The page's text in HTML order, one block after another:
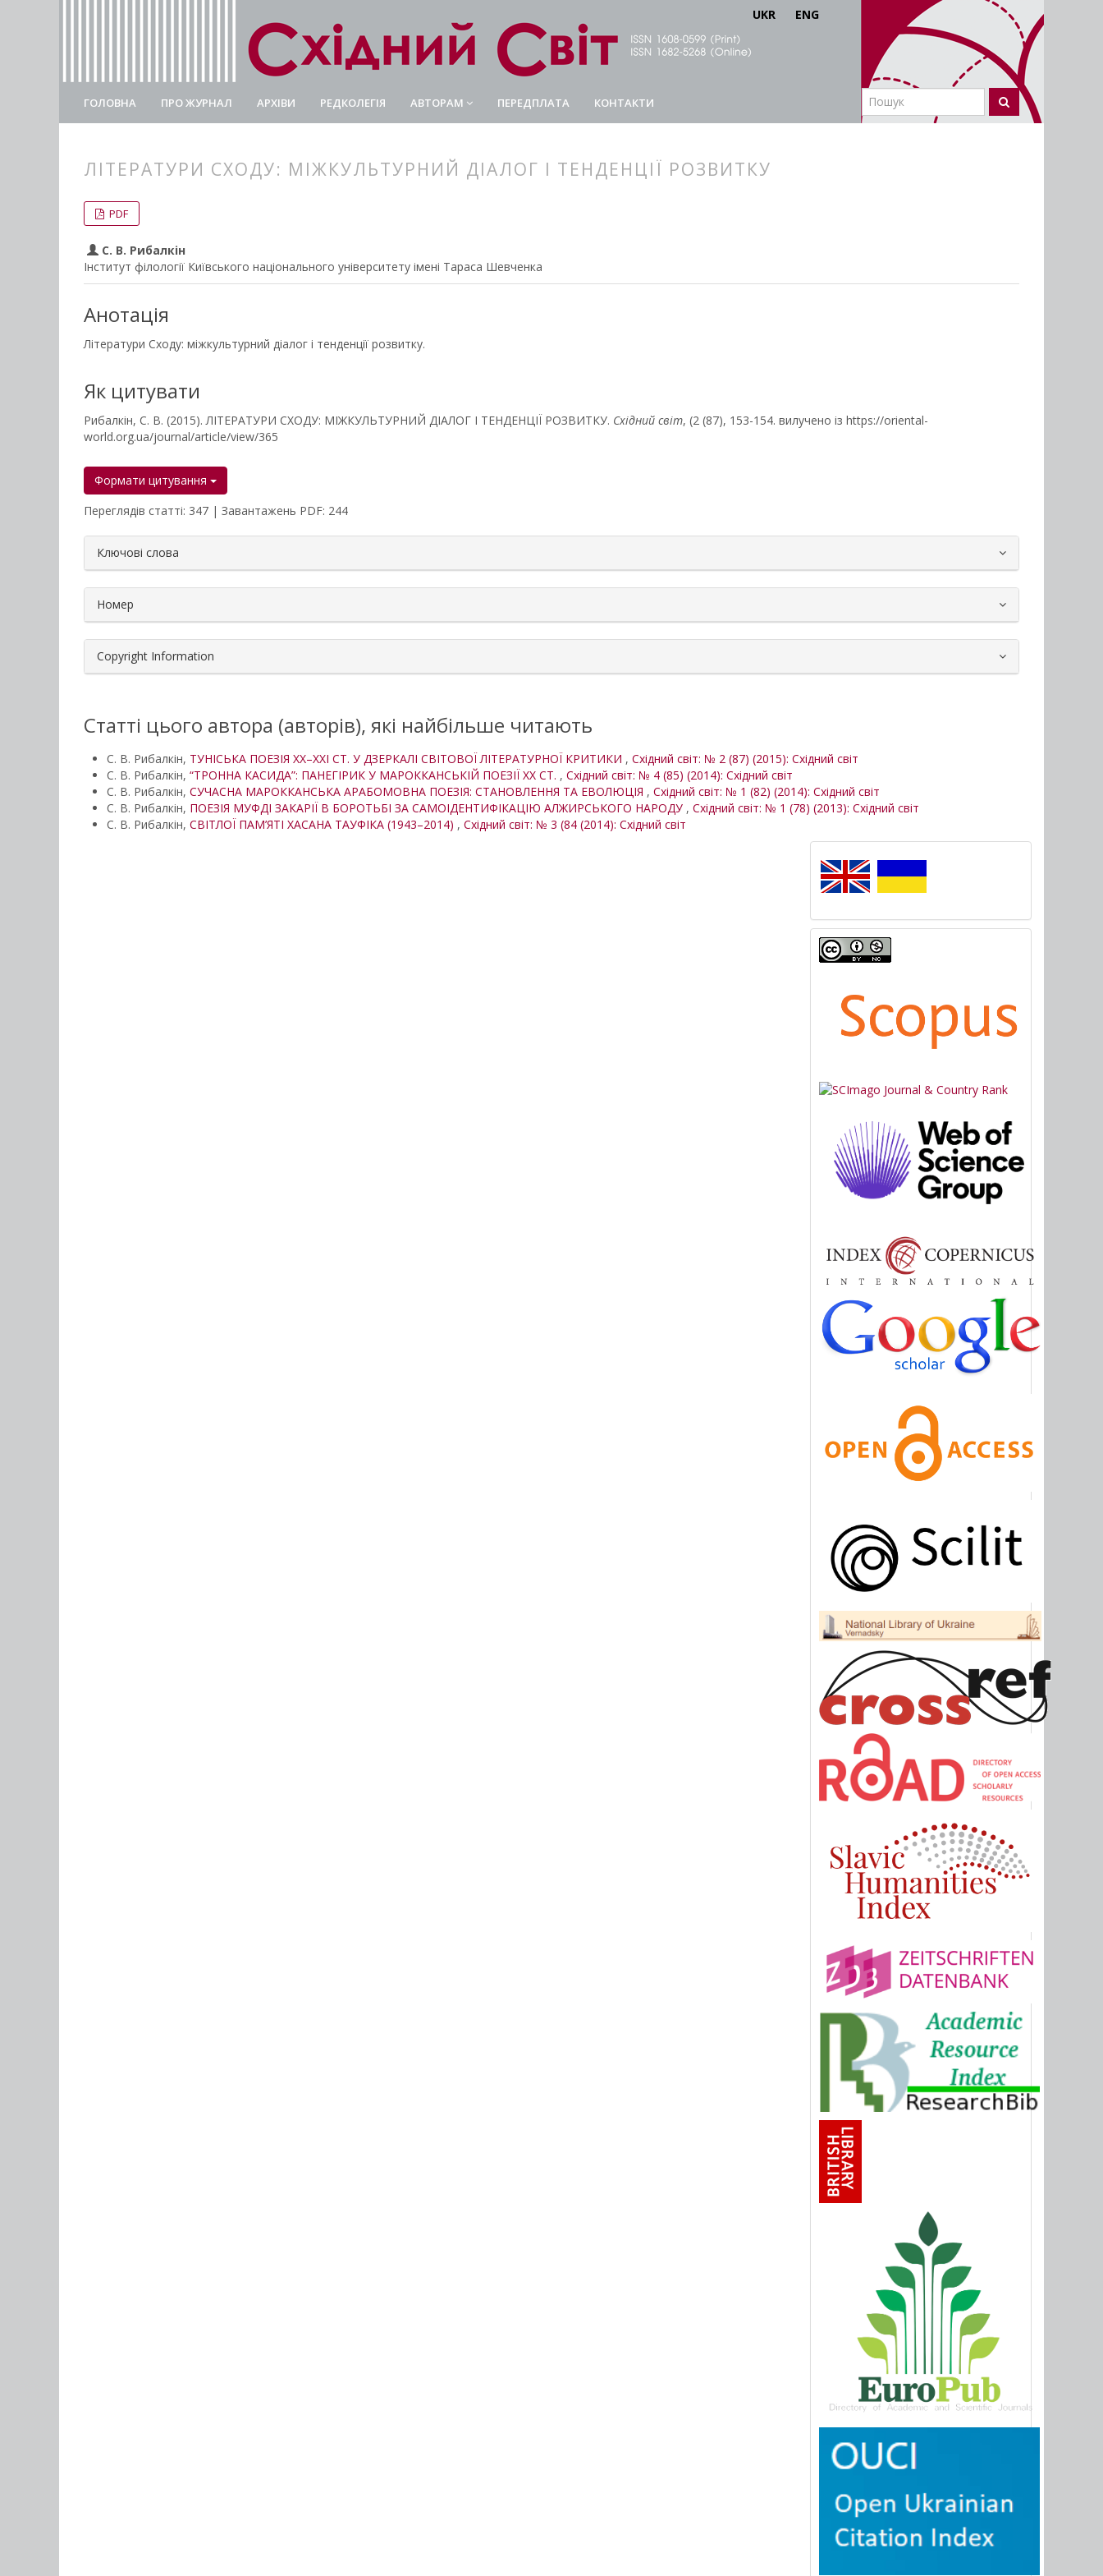
UKR ENG
ГОЛОВНА ПРО ЖУРНАЛ АРХІВИ РЕДКОЛЕГІЯ АВТОРАМ ПЕРЕДПЛАТА КОНТАКТИ
ЛІТЕРАТУРИ СХОДУ: МІЖКУЛЬТУРНИЙ ДІАЛОГ І ТЕНДЕНЦІЇ РОЗВИТКУ
##plugins.themes.bootstrap3.article.main##
##plugins.themes.bootstrap3.article.sidebar##
PDF
С. В. Рибалкін
Інститут філології Київського національного університету імені Тараса Шевченка
Анотація
Літератури Сходу: міжкультурний діалог і тенденції розвитку.
Як цитувати
Рибалкін, С. В. (2015). ЛІТЕРАТУРИ СХОДУ: МІЖКУЛЬТУРНИЙ ДІАЛОГ І ТЕНДЕНЦІЇ РОЗВИТКУ. Східний світ, (2 (87), 153-154. вилучено із https://oriental-
world.org.ua/journal/article/view/365
Формати цитування
Переглядів статті: 347 | Завантажень PDF: 244
##plugins.themes.bootstrap3.article.details##
Ключові слова
Номер
Copyright Information
Статті цього автора (авторів), які найбільше читають
С. В. Рибалкін, ТУНІСЬКА ПОЕЗІЯ ХХ–ХХІ СТ. У ДЗЕРКАЛІ СВІТОВОЇ ЛІТЕРАТУРНОЇ КРИТИКИ , Східний світ: № 2 (87) (2015): Східний світ
С. В. Рибалкін, “ТРОННА КАСИДА”: ПАНЕГІРИК У МАРОККАНСЬКІЙ ПОЕЗІЇ ХХ СТ. , Східний світ: № 4 (85) (2014): Східний світ
С. В. Рибалкін, СУЧАСНА МАРОККАНСЬКА АРАБОМОВНА ПОЕЗІЯ: СТАНОВЛЕННЯ ТА ЕВОЛЮЦІЯ , Східний світ: № 1 (82) (2014): Східний світ
С. В. Рибалкін, ПОЕЗІЯ МУФДІ ЗАКАРІЇ В БОРОТЬБІ ЗА САМОІДЕНТИФІКАЦІЮ АЛЖИРСЬКОГО НАРОДУ , Східний світ: № 1 (78) (2013): Східний світ
С. В. Рибалкін, СВІТЛОЇ ПАМ’ЯТІ ХАСАНА ТАУФІКА (1943–2014) , Східний світ: № 3 (84 (2014): Східний світ